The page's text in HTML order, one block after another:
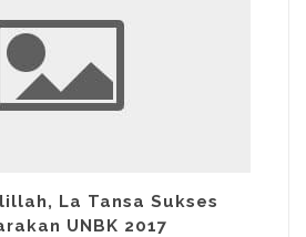
La Tansa Sukses
UNBK 2017